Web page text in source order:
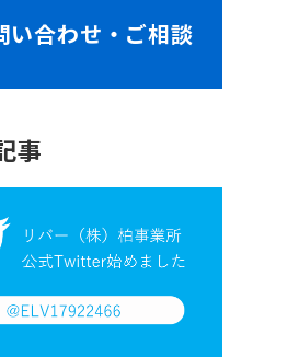
い合わせ・ご相談
事